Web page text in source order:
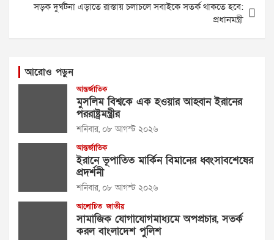
সড়ক দুর্ঘটনা এড়াতে রাস্তায় চলাচলে সবাইকে সতর্ক থাকতে হবে:
প্রধানমন্ত্রী
আরোও পড়ুন
আন্তর্জাতিক
মুসলিম বিশ্বকে এক হওয়ার আহ্বান ইরানের
পররাষ্ট্রমন্ত্রীর
শনিবার, ০৮ আগস্ট ২০২৬
আন্তর্জাতিক
ইরানে ভূপাতিত মার্কিন বিমানের ধ্বংসাবশেষের
প্রদর্শনী
শনিবার, ০৮ আগস্ট ২০২৬
আলোচিত জাতীয়
সামাজিক যোগাযোগমাধ্যমে অপপ্রচার, সতর্ক
করল বাংলাদেশ পুলিশ